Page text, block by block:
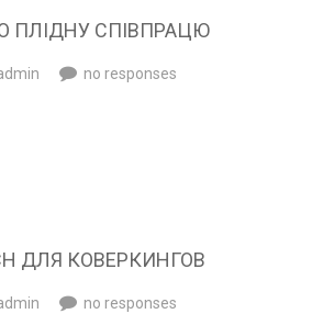
ПЛІДНУ СПІВПРАЦЮ
no responses
ДЛЯ КОВЕРКИНГОВ
no responses